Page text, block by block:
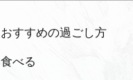
おすすめの過ごし方
食べる